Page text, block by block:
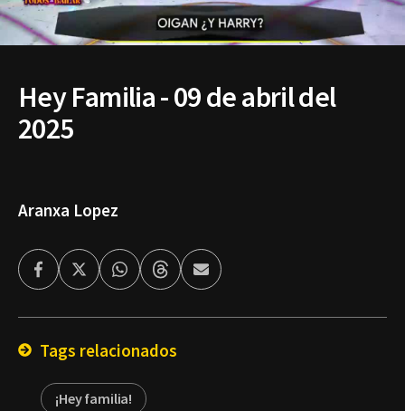
Hey Familia - 09 de abril del
2025
Aranxa Lopez
FacebookTwitterWhatsappThreadsEnviar
por
Tags relacionados
¡Hey familia!